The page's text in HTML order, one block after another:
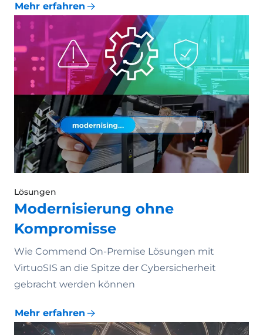
Mehr erfahren
Lösungen
Modernisierung ohne
Kompromisse
Wie Commend On-Premise Lösungen mit
VirtuoSIS an die Spitze der Cybersicherheit
gebracht werden können
Mehr erfahren